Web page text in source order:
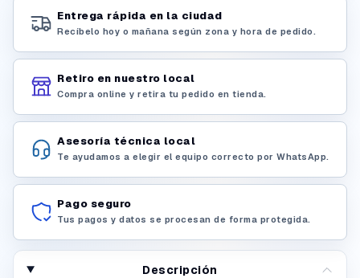
Entrega rápida en la ciudad
Recíbelo hoy o mañana según zona y hora de pedido.
Retiro en nuestro local
Compra online y retira tu pedido en tienda.
Asesoría técnica local
Te ayudamos a elegir el equipo correcto por WhatsApp.
Pago seguro
Tus pagos y datos se procesan de forma protegida.
Descripción